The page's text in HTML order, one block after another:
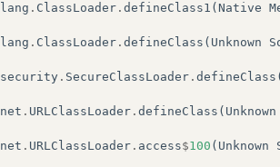
lang . ClassLoader . defineClass1 ( Native
lang . ClassLoader . defineClass ( Unknown
security . SecureClassLoader . defineClass
net . URLClassLoader . defineClass ( Unknown
net . URLClassLoader . access$100 ( Unknown